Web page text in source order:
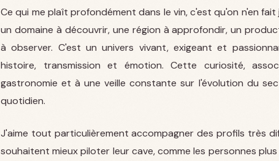
Ce qui me plaît profondément dans le vin, c'est qu'on n'en
un domaine à découvrir, une région à approfondir, un
à observer. C'est un univers vivant, exigeant et
histoire, transmission et émotion. Cette curiosité,
gastronomie et à une veille constante sur l'évolution du
quotidien.
J'aime tout particulièrement accompagner des profils très
souhaitent mieux piloter leur cave, comme les personnes